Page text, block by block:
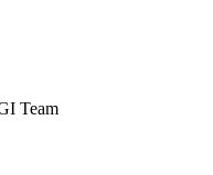
Team